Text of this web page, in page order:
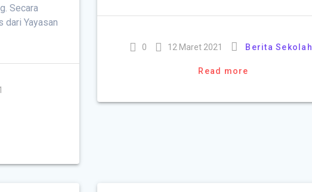
Secara
dari Yayasan
0 12 Maret 2021 Berita Sekolah
Read more